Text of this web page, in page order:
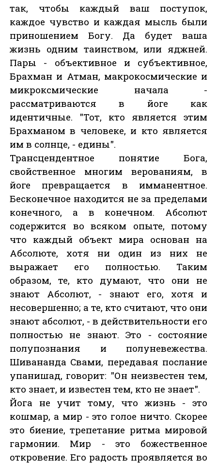
так, чтобы каждый ваш поступок,
каждое чувство и каждая мысль были
приношением Богу. Да будет ваша
жизнь одним таинством, или яджней.
Пары - объективное и субъективное,
Брахман и Атман, макрокосмические и
микроксмические начала -
рассматриваются в йоге как
идентичные. "Тот, кто является этим
Брахманом в человеке, и кто является
им в солнце, - едины".
Трансцендентное понятие Бога,
свойственное многим верованиям, в
йоге превращается в имманентное.
Бесконечное находится не за пределами
конечного, а в конечном. Абсолют
содержится во всяком опыте, потому
что каждый объект мира основан на
Абсолюте, хотя ни один из них не
выражает его полностью. Таким
образом, те, кто думают, что они не
знают Абсолют, - знают его, хотя и
несовершенно; а те, кто считают, что они
знают абсолют, - в действительности его
полностью не знают. Это - состояние
полупознания и полуневежества.
Шивананда Свами, передавая послание
упанишад, говорит: "Он неизвестен тем,
кто знает, и известен тем, кто не знает".
Йога не учит тому, что жизнь - это
кошмар, а мир - это голое ничто. Скорее
это биение, трепетание ритма мировой
гармонии. Мир - это божественное
откровение. Его радость проявляется во